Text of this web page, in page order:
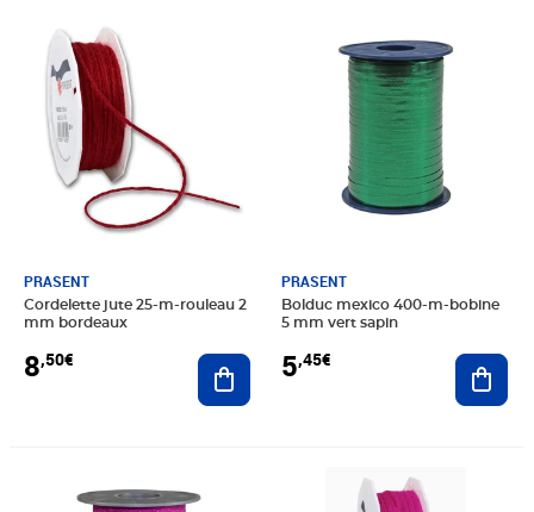
PRASENT
Cordelette jute 25-m-rouleau 2
mm bordeaux
8,50€
Prix 8,50€
Ajouter au panier
PRASENT
Bolduc mexico 400-m-bobine
5 mm vert sapin
5,45€